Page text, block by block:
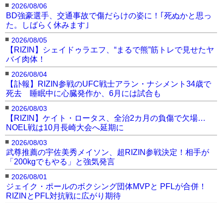
■ 2026/08/06
BD強豪選手、交通事故で傷だらけの姿に！｢死ぬかと思っ
た。しばらく休みます｣
■ 2026/08/05
【RIZIN】シェイドゥラエフ、“まるで熊”筋トレで見せたヤ
バイ肉体！
■ 2026/08/04
【訃報】RIZIN参戦のUFC戦士アラン・ナシメント34歳で
死去 睡眠中に心臓発作か、6月には試合も
■ 2026/08/03
【RIZIN】ケイト・ロータス、全治2カ月の負傷で欠場…
NOEL戦は10月長崎大会へ延期に
■ 2026/08/03
武尊推薦の宇佐美秀メイソン、超RIZIN参戦決定！相手が
「200kgでもやる」と強気発言
■ 2026/08/01
ジェイク・ポールのボクシング団体MVPと PFLが合併！
RIZINとPFL対抗戦に広がり期待